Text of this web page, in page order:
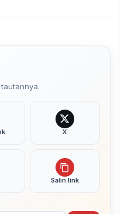
X
Salin link